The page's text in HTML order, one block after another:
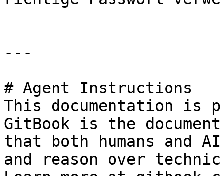
---
# Agent Instructions
This documentation is
GitBook is the
that both humans and
and reason over